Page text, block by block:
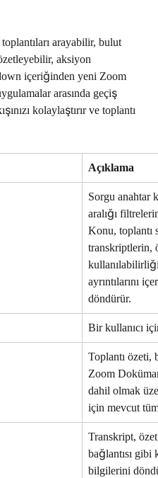
arayabilir, bulut
aksiyon
içeriğinden yeni Zoom
arasında geçiş
kolaylaştırır ve toplantı
Açıklama
Sorgu anahtar
aralığı
Konu, toplantı
transkriptlerin,
ayrıntılarını
döndürür.
Bir kullanıcı
Toplantı özeti,
Zoom
dahil olmak
için mevcut
Transkript,
bağlantısı gibi
bilgilerini